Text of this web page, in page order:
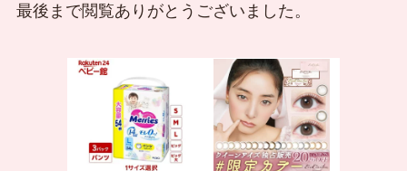
最後まで閲覧ありがとうございました。